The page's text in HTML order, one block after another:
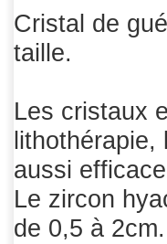
Cristal de
taille.
Les cristaux
lithothérapie,
aussi
Le zircon
de 0,5 à 2cm.